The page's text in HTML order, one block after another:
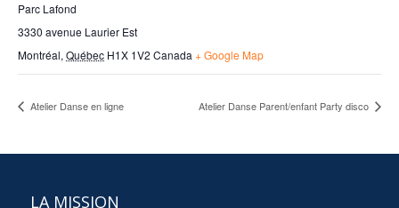
Parc Lafond
3330 avenue Laurier Est
Montréal, Québec H1X 1V2 Canada + Google Map
Atelier Danse en ligne Atelier Danse Parent/enfant Party disco
LA MISSION